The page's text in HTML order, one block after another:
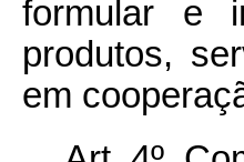
formular e
produtos,
em